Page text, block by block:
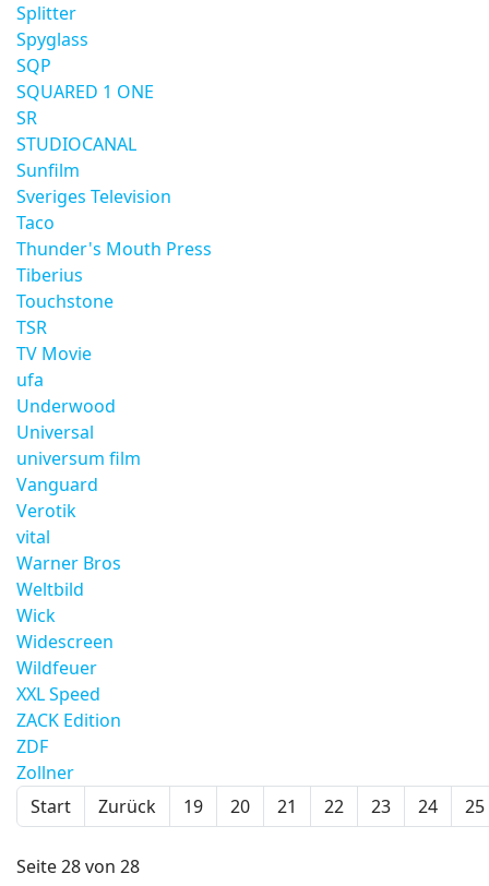
Splitter
Spyglass
SQP
SQUARED 1 ONE
SR
STUDIOCANAL
Sunfilm
Sveriges Television
Taco
Thunder's Mouth Press
Tiberius
Touchstone
TSR
TV Movie
ufa
Underwood
Universal
universum film
Vanguard
Verotik
vital
Warner Bros
Weltbild
Wick
Widescreen
Wildfeuer
XXL Speed
ZACK Edition
ZDF
Zollner
Start
Zurück 19 20 21 22 23 24 25
Seite 28 von 28